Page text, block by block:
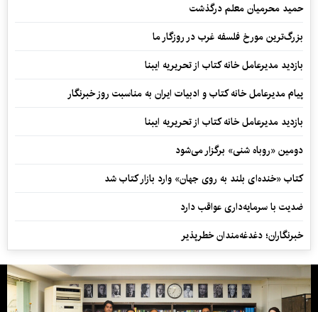
حمید محرمیان معلم درگذشت
بزرگ‌ترین مورخ فلسفه غرب در روزگار ما
بازدید مدیرعامل خانه کتاب از تحریریه ایبنا
پیام مدیرعامل خانه کتاب و ادبیات ایران به مناسبت روز خبرنگار
بازدید مدیرعامل خانه کتاب از تحریریه ایبنا
دومین «روباه شنی» برگزار می‌شود
کتاب «خنده‌ای بلند به روی جهان» وارد بازار کتاب شد
ضدیت با سرمایه‌داری عواقب دارد
خبرنگاران؛ دغدغه‌مندان خطرپذیر